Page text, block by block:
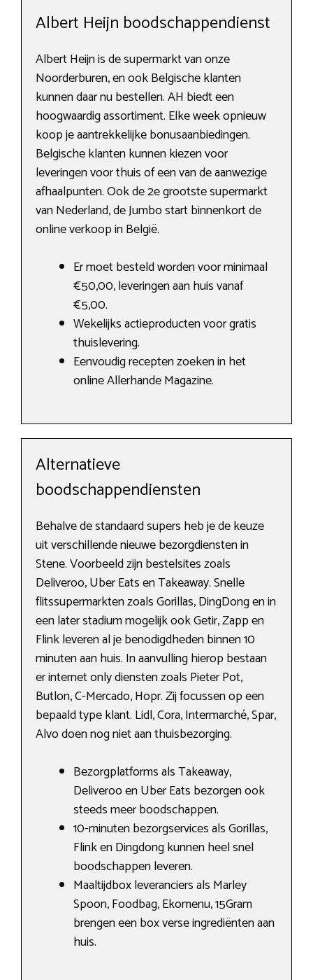
Albert Heijn boodschappendienst
Albert Heijn is de supermarkt van onze
Noorderburen, en ook Belgische klanten
kunnen daar nu bestellen. AH biedt een
hoogwaardig assortiment. Elke week opnieuw
koop je aantrekkelijke bonusaanbiedingen.
Belgische klanten kunnen kiezen voor
leveringen voor thuis of een van de aanwezige
afhaalpunten. Ook de 2e grootste supermarkt
van Nederland, de Jumbo start binnenkort de
online verkoop in België.
Er moet besteld worden voor minimaal
€50,00, leveringen aan huis vanaf
€5,00.
Wekelijks actieproducten voor gratis
thuislevering.
Eenvoudig recepten zoeken in het
online Allerhande Magazine.
Alternatieve
boodschappendiensten
Behalve de standaard supers heb je de keuze
uit verschillende nieuwe bezorgdiensten in
Stene. Voorbeeld zijn bestelsites zoals
Deliveroo, Uber Eats en Takeaway. Snelle
flitssupermarkten zoals Gorillas, DingDong en in
een later stadium mogelijk ook Getir, Zapp en
Flink leveren al je benodigdheden binnen 10
minuten aan huis. In aanvulling hierop bestaan
er internet only diensten zoals Pieter Pot,
Butlon, C-Mercado, Hopr. Zij focussen op een
bepaald type klant. Lidl, Cora, Intermarché, Spar,
Alvo doen nog niet aan thuisbezorging.
Bezorgplatforms als Takeaway,
Deliveroo en Uber Eats bezorgen ook
steeds meer boodschappen.
10-minuten bezorgservices als Gorillas,
Flink en Dingdong kunnen heel snel
boodschappen leveren.
Maaltijdbox leveranciers als Marley
Spoon, Foodbag, Ekomenu, 15Gram
brengen een box verse ingrediënten aan
huis.